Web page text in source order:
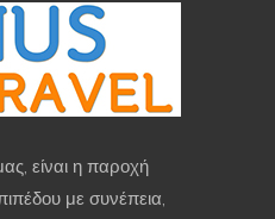
είναι η παροχή
με συνέπεια,